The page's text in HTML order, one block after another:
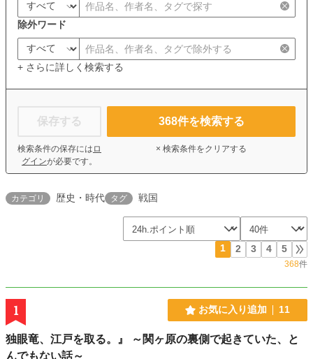
除外ワード
+ さらに詳しく検索する
保存する
検索条件の保存には ロ
グインが必要です。
368件を検索する
× 検索条件をクリアする
カテゴリ 歴史・時代 タグ 戦国
1 2 3 4 5
368件
1 お気に入り追加 11
独眼竜、江戸を取る。』 ～関ヶ原の裏側で起きていた、と
んでもない話～